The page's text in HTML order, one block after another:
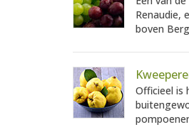
Renaudie,
boven
Officieel is